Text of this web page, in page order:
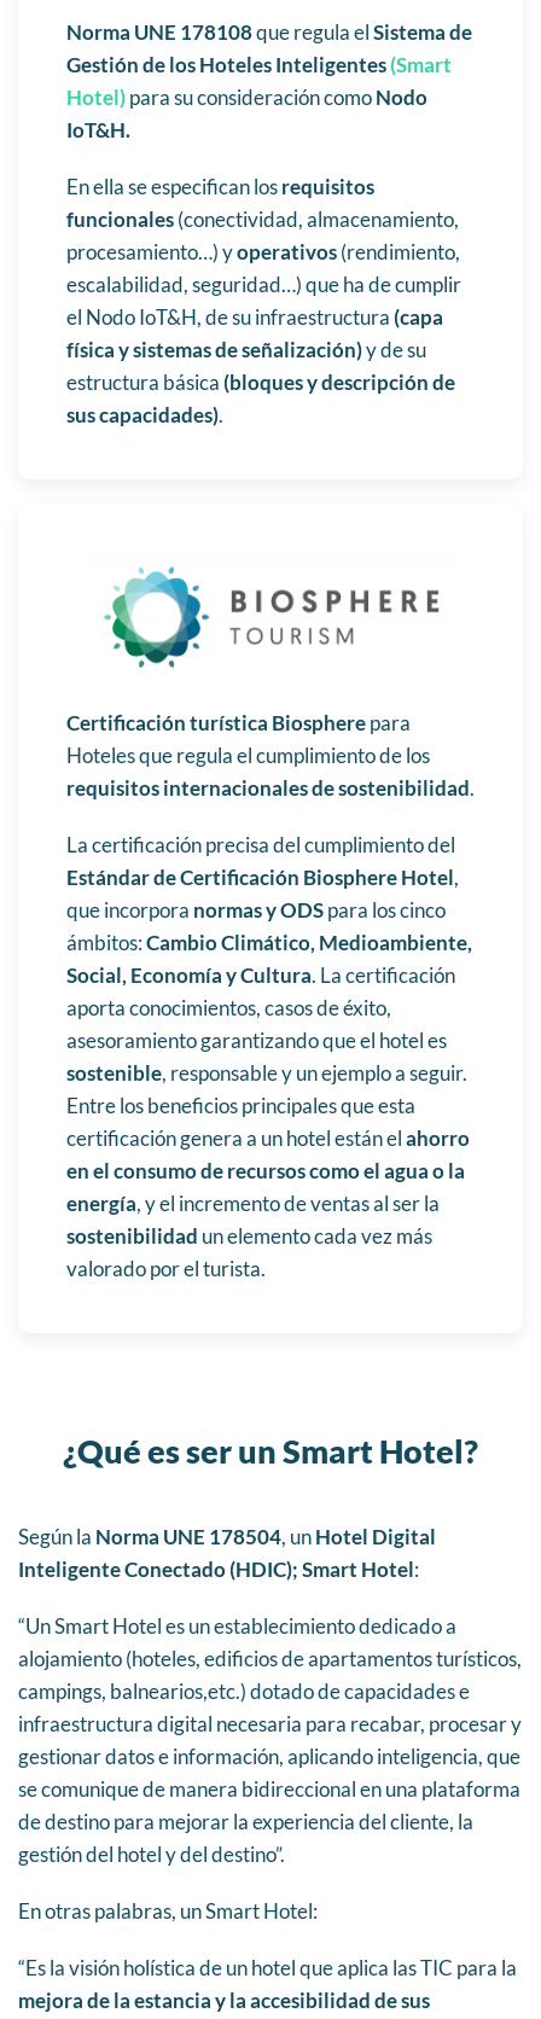
Norma UNE 178108que regula elSistema de
Gestión de los Hoteles Inteligentes(Smart
Hotel)para su consideración comoNodo
IoT&H.
En ella se especifican losrequisitos
funcionales(conectividad, almacenamiento,
procesamiento…) yoperativos(rendimiento,
escalabilidad, seguridad…) que ha de cumplir
el Nodo IoT&H, de su infraestructura (capa
física y sistemas de señalización)y de su
estructura básica (bloques y descripción de
sus capacidades).
Certificación turística Biospherepara
Hoteles que regula el cumplimiento de los
requisitos internacionales de sostenibilidad.
La certificación precisa del cumplimiento del
Estándar de Certificación Biosphere Hotel,
que incorpora normas y ODSpara los cinco
ámbitos:Cambio Climático, Medioambiente,
Social, Economía y Cultura. La certificación
aporta conocimientos, casos de éxito,
asesoramiento garantizando que el hotel es
sostenible, responsable y un ejemplo a seguir.
Entre los beneficios principales que esta
certificación genera a un hotel están elahorro
en el consumo de recursos como el agua o la
energía, y el incremento de ventas al ser la
sostenibilidad un elemento cada vez más
valorado por el turista.
¿Qué es ser un Smart Hotel?
Según la Norma UNE 178504, unHotel Digital
Inteligente Conectado (HDIC); Smart Hotel:
“Un Smart Hotel es un establecimiento dedicado a
alojamiento (hoteles, edificios de apartamentos turísticos,
campings, balnearios,etc.) dotado de capacidades e
infraestructura digital necesaria para recabar, procesar y
gestionar datos e información, aplicando inteligencia, que
se comunique de manera bidireccional en una plataforma
de destino para mejorar la experiencia del cliente, la
gestión del hotel y del destino”.
En otras palabras, un Smart Hotel:
“Es la visión holística de un hotel que aplica las TIC para la
mejora de la estancia y la accesibilidad de sus